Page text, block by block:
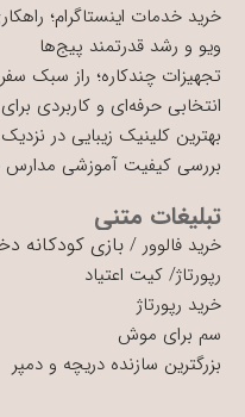
خرید خدمات اینستاگرام؛
ویو و رشد قدرتمند پیج‌ها
تجهیزات چندکاره؛ راز سبک
انتخابی حرفه‌ای و کاربردی
بهترین کلینیک زیبایی در
بررسی کیفیت آموزشی
تبلیغات متنی
خرید فالوور / بازی کودکانه
رپورتاژ/ کیت اعتیاد
خرید رپورتاژ
سم برای موش
بزرگترین سازنده دریچه و دمپر